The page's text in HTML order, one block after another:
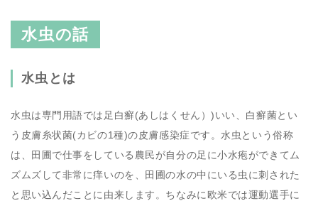
水虫の話
水虫とは
水虫は専門用語では足白癬(あしはくせん）)いい、白癬菌とい
う皮膚糸状菌(カビの1種)の皮膚感染症です。水虫という俗称
は、田圃で仕事をしている農民が自分の足に小水疱ができてム
ズムズして非常に痒いのを、田圃の水の中にいる虫に刺された
と思い込んだことに由来します。ちなみに欧米では運動選手に